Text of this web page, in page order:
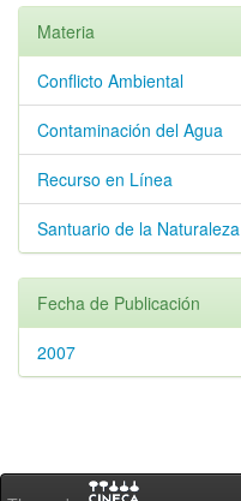
Materia
Conflicto Ambiental
Contaminación del Agua
Recurso en Línea
Santuario de la Naturaleza
Fecha de Publicación
2007